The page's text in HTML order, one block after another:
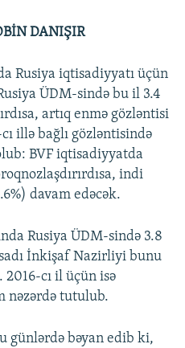
DANIŞIR
Rusiya iqtisadiyyatı üçün
ÜDM-sində bu il 3.4
artıq enmə gözləntisi
illə bağlı gözləntisində
BVF iqtisadiyyatda
indi
davam edəcək.
Rusiya ÜDM-sində 3.8
İnkişaf Nazirliyi bunu
2016-cı il üçün isə
nəzərdə tutulub.
günlərdə bəyan edib ki,